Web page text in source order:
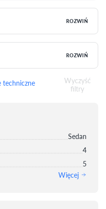
ROZWIŃ
ROZWIŃ
techniczne
Wyczyść
filtry
Sedan
4
5
Więcej